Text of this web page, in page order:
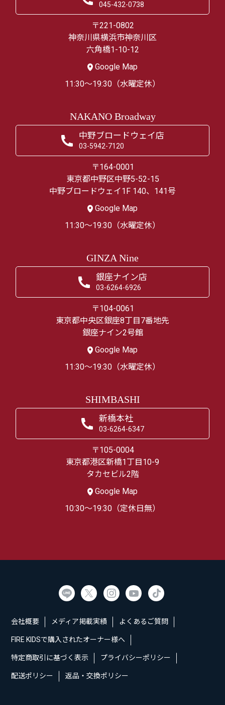
045-432-0738
〒221-0802
神奈川県横浜市神奈川区
六角橋1-10-12
Google Map
11:30～19:30（水曜定休）
NAKANO Broadway
中野ブロードウェイ店
03-5942-7120
〒164-0001
東京都中野区中野5-52-15
中野ブロードウェイ1F 140、141号
Google Map
11:30～19:30（水曜定休）
GINZA Nine
銀座ナイン店
03-6264-6926
〒104-0061
東京都中央区銀座8丁目7番地先
銀座ナイン2号館
Google Map
11:30～19:30（水曜定休）
SHIMBASHI
新橋本社
03-6264-6347
〒105-0004
東京都港区新橋1丁目10-9
タカセビル2階
Google Map
10:30～19:30（定休日無）
会社概要 メディア掲載実績 よくあるご質問
FIRE KIDSで購入されたオーナー様へ
特定商取引に基づく表示 プライバシーポリシー
配送ポリシー 返品・交換ポリシー